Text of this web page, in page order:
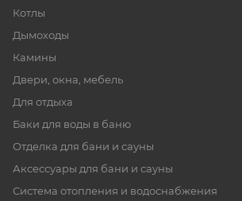
Котлы
Дымоходы
Камины
Двери, окна, мебель
Для отдыха
Баки для воды в баню
Отделка для бани и сауны
Аксессуары для бани и сауны
Система отопления и водоснабжения